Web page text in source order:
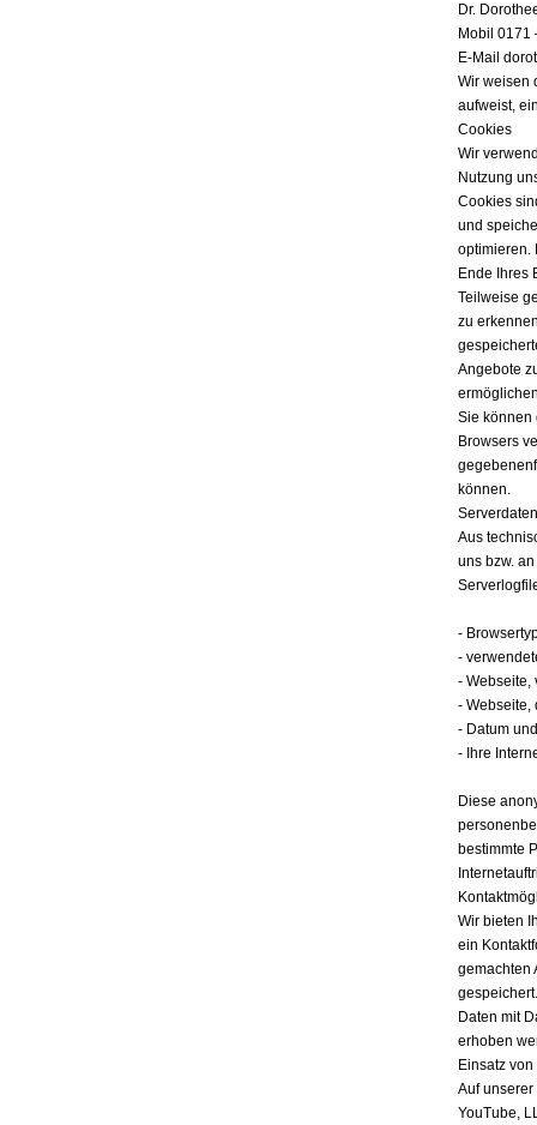
Dr.
Mobil 0171
E-Mail
Wir weisen
aufweist,
Cookies
Wir
Nutzung
Cookies
und
optimieren.
Ende Ihres
Teilweise
zu
Angebote
Sie können
Browsers
können.
Serverdaten
Aus
uns bzw.
-
-
- Webseite,
- Webseite,
- Datum
- Ihre
Diese
bestimmte
Wir bieten
ein
gemachten
Daten mit
erhoben
Einsatz
Auf
YouTube,